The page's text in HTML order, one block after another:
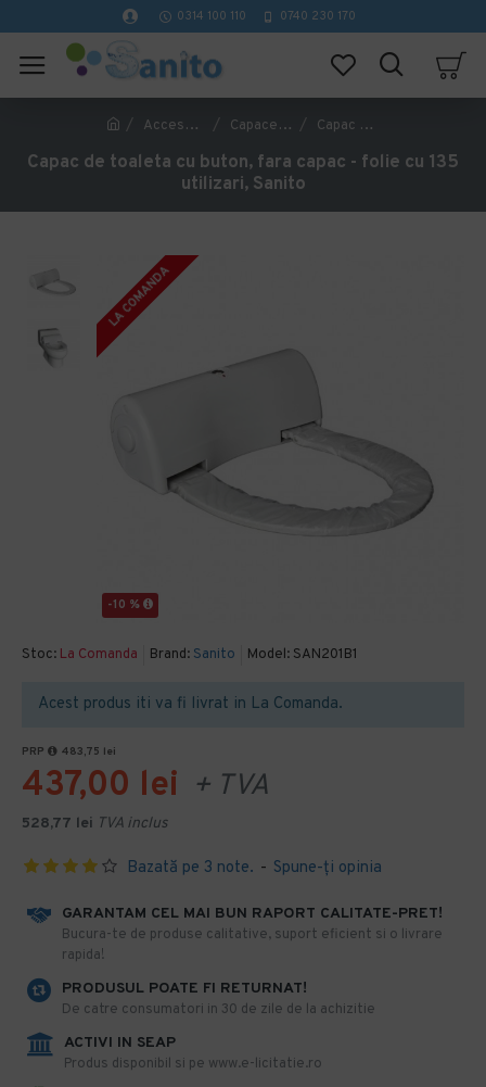
0314 100 110 0740 230 170
Accesorii pentru toaleta Capace WC cu folie igienica Capac de toaleta cu buton, fara capac - folie cu 135 utilizari, Sanito
Capac de toaleta cu buton, fara capac - folie cu 135
utilizari, Sanito
-10 %
LA COMANDA
Stoc: La Comanda Brand: Sanito Model: SAN201B1
Acest produs iti va fi livrat in La Comanda.
Bazată pe 3 note. - Spune-ţi opinia
PRP 483,75 lei
437,00 lei + TVA
528,77 lei TVA inclus
GARANTAM CEL MAI BUN RAPORT CALITATE-PRET!
​Bucura-te de produse calitative, suport eficient si o livrare
rapida!
PRODUSUL POATE FI RETURNAT!
De catre consumatori in 30 de zile de la achizitie
ACTIVI IN SEAP
Produs disponibil si pe www.e-licitatie.ro